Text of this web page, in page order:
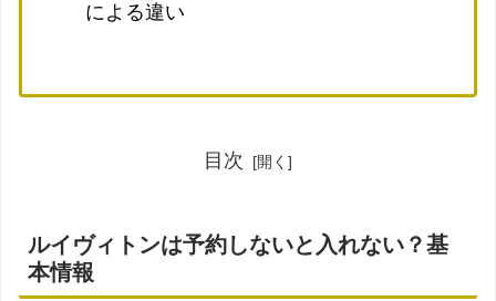
による違い
目次
ルイヴィトンは予約しないと入れない？基
本情報